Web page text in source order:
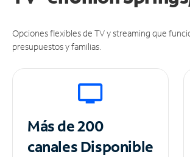
Opciones flexibles de TV y streaming que
presupuestos y familias.
Más de 200
canalesDisponible